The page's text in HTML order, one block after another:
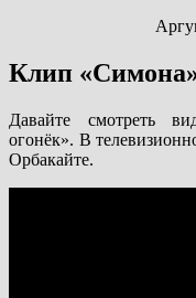
Клип
Давайте смотреть
огонёк». В
Орбакайте.